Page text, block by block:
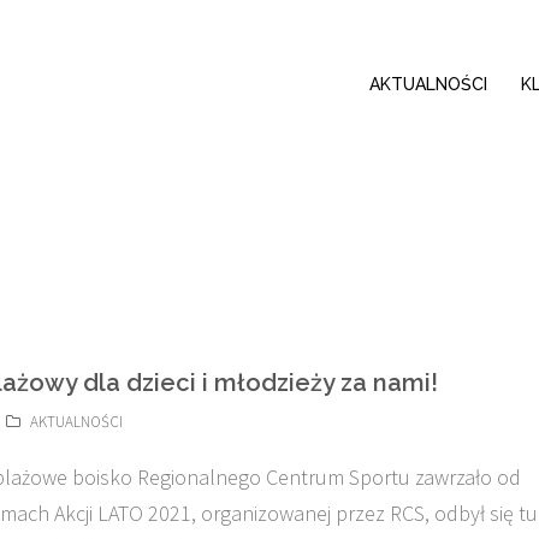
AKTUALNOŚCI
dla dzieci i młodzieży za nami!
AKTUALNOŚCI
boisko Regionalnego Centrum Sportu zawrzało od
Akcji LATO 2021, organizowanej przez RCS, odbył się